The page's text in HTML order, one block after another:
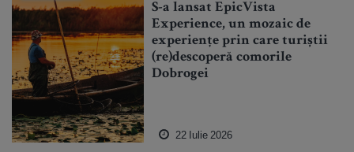
S-a lansat EpicVista
Experience, un mozaic de
experiențe prin care turiștii
(re)descoperă comorile
Dobrogei
22 Iulie 2026